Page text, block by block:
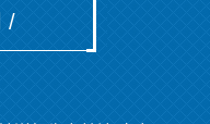
/